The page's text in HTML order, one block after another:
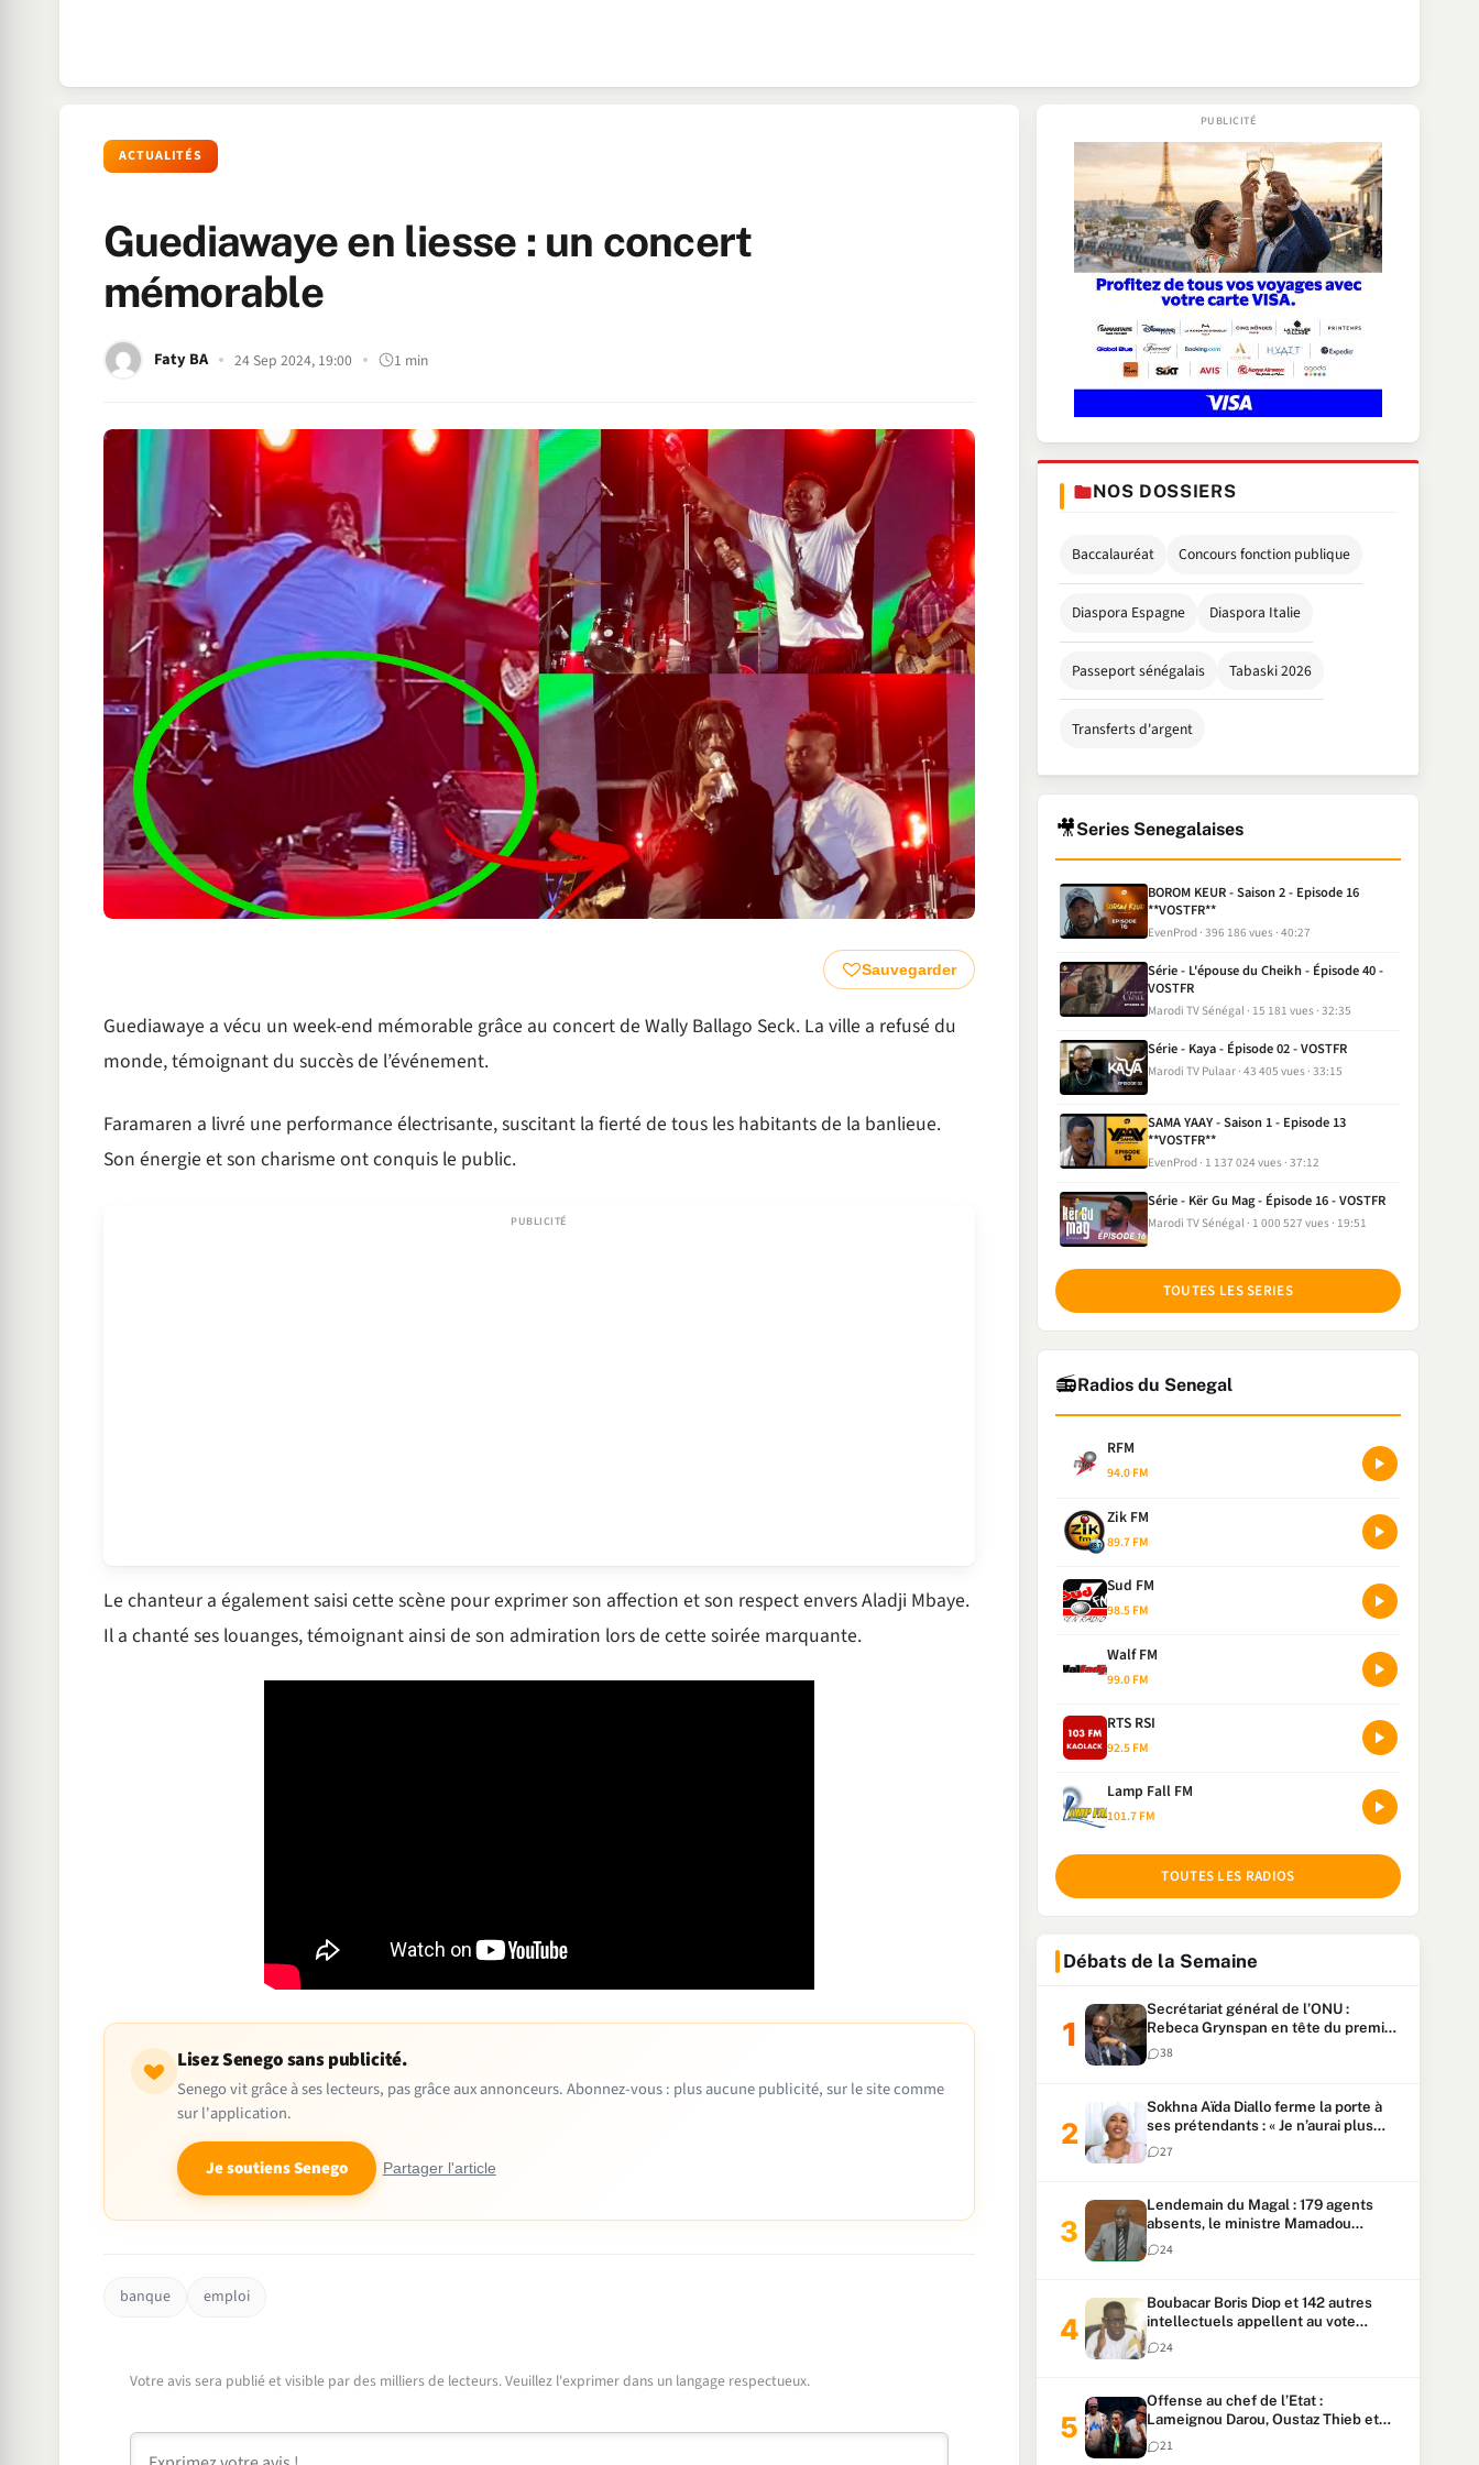
ACTUALITÉS
Guediawaye en liesse : un concert
mémorable
Faty BA 24 Sep 2024, 19:00 1 min
Sauvegarder
Guediawaye a vécu un week-end mémorable grâce au concert de Wally Ballago Seck. La ville a refusé du
monde, témoignant du succès de l’événement.
Faramaren a livré une performance électrisante, suscitant la fierté de tous les habitants de la banlieue.
Son énergie et son charisme ont conquis le public.
Le chanteur a également saisi cette scène pour exprimer son affection et son respect envers Aladji Mbaye.
Il a chanté ses louanges, témoignant ainsi de son admiration lors de cette soirée marquante.
Lisez Senego sans publicité.
Senego vit grâce à ses lecteurs, pas grâce aux annonceurs. Abonnez-vous : plus aucune publicité, sur le site comme
sur l'application.
Je soutiens Senego Partager l'article
banque emploi
Votre avis sera publié et visible par des milliers de lecteurs. Veuillez l'exprimer dans un langage respectueux.
NOS DOSSIERS
Baccalauréat Concours fonction publique
Diaspora Espagne Diaspora Italie
Passeport sénégalais Tabaski 2026
Transferts d'argent
🎥Series Senegalaises
BOROM KEUR - Saison 2 - Episode 16
**VOSTFR**
EvenProd 396 186 vues 40:27
Série - L'épouse du Cheikh - Épisode 40 -
VOSTFR
Marodi TV Sénégal 15 181 vues 32:35
Série - Kaya - Épisode 02 - VOSTFR
Marodi TV Pulaar 43 405 vues 33:15
SAMA YAAY - Saison 1 - Episode 13
**VOSTFR**
EvenProd 1 137 024 vues 37:12
Série - Kër Gu Mag - Épisode 16 - VOSTFR
Marodi TV Sénégal 1 000 527 vues 19:51
TOUTES LES SERIES
📻Radios du Senegal
RFM
94.0 FM
Zik FM
89.7 FM
Sud FM
98.5 FM
Walf FM
99.0 FM
RTS RSI
92.5 FM
Lamp Fall FM
101.7 FM
TOUTES LES RADIOS
Débats de la Semaine
Secrétariat général de l’ONU :
Rebeca Grynspan en tête du premier
vote, Macky Sall pointe à la 5ᵉ place
38
Sokhna Aïda Diallo ferme la porte à
ses prétendants : « Je n’aurai plus
jamais un autre mari »
27
Lendemain du Magal : 179 agents
absents, le ministre Mamadou
Lamine Dianté exige des explications
24
Boubacar Boris Diop et 142 autres
intellectuels appellent au vote
urgent de la révision
constitutionnelle
24
Offense au chef de l’Etat :
Lameignou Darou, Oustaz Thieb et
Ndiaye Touba lourdement
condamnés
21